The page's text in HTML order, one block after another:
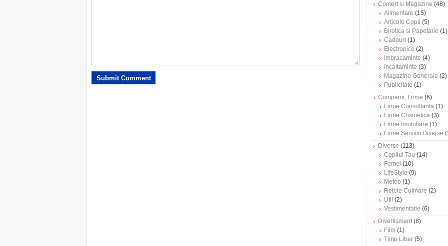
Comert si Magazine (48)
Alimentare (15)
Articole Copii (5)
Birotica si Papetarie (1)
Cadouri (1)
Electronice (2)
Imbracaminte (4)
Incaltaminte (3)
Magazine Generale (2)
Publicitate (1)
Companii, Firme (6)
Firme Consultanta (1)
Firme Cosmetica (3)
Firme Imobiliare (1)
Firme Servicii Diverse
Diverse (113)
Copilul Tau (14)
Femei (10)
LifeStyle (9)
Meteo (1)
Retete Culinare (2)
Util (2)
Vestimentatie (6)
Divertisment(8)
Film (1)
Timp Liber (5)